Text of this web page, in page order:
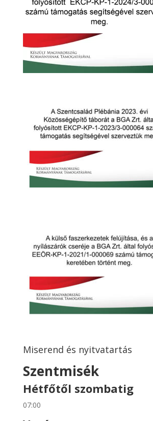
Miserend és nyitvatartás
Szentmisék
Hétfőtől szombatig
07:00